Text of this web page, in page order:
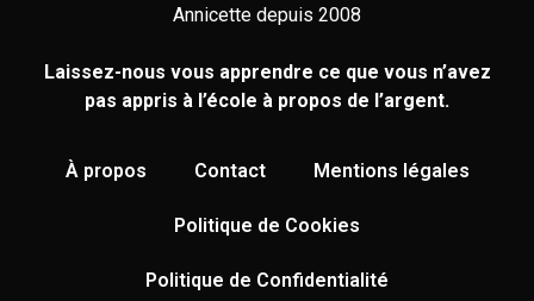
Annicette depuis 2008
Laissez-nous vous apprendre ce que vous n’avez
pas appris à l’école à propos de l’argent.
À propos Contact Mentions légales
Politique de Cookies
Politique de Confidentialité